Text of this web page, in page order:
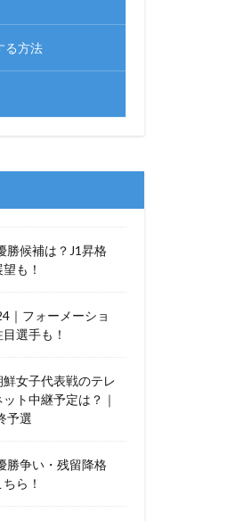
る方法
勝候補は？J1昇格
も！
｜フォーメーショ
選手も！
女子代表戦のテレ
ト中継予定は？｜
予選
勝争い・残留降格
ら！